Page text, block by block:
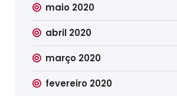
maio 2020
abril 2020
março 2020
fevereiro 2020